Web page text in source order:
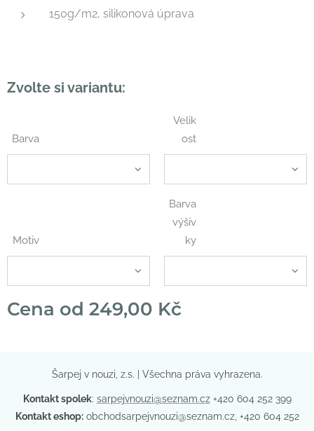
150g/m2, silikonová úprava
Zvolte si variantu:
Barva
Velik
ost
Motiv
Barva
výšiv
ky
Cena od 249,00 Kč
Šarpej v nouzi, z.s. | Všechna práva vyhrazena.
Kontakt spolek: sarpejvnouzi@seznam.cz+420 604 252 399
Kontakt eshop:obchodsarpejvnouzi@seznam.cz, +420 604 252